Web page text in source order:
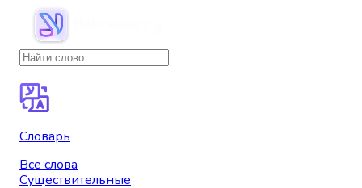
Словарь
Все слова
Существительные